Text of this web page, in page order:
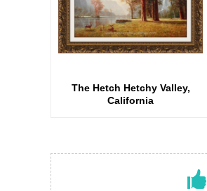
The Hetch Hetchy Valley,
California